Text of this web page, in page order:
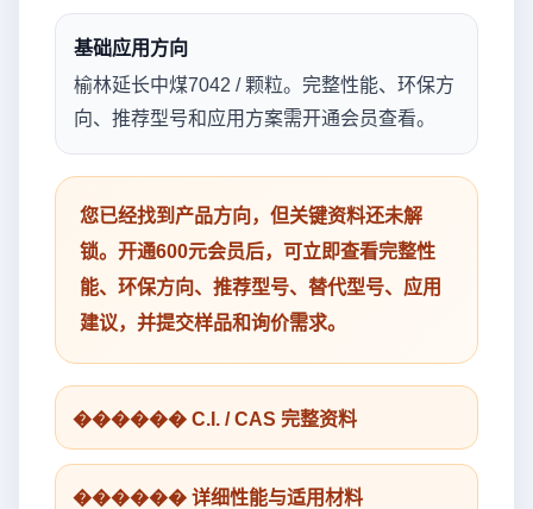
基础应用方向
榆林延长中煤7042 / 颗粒。完整性能、环保方
向、推荐型号和应用方案需开通会员查看。
您已经找到产品方向，但关键资料还未解
锁。开通600元会员后，可立即查看完整性
能、环保方向、推荐型号、替代型号、应用
建议，并提交样品和询价需求。
������ C.I. / CAS 完整资料
������ 详细性能与适用材料